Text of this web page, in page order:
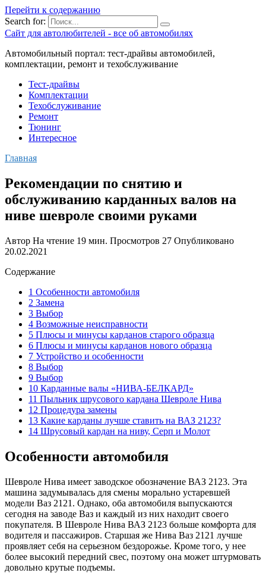
Перейти к содержанию
Search for:
Сайт для автолюбителей - все об автомобилях
Автомобильный портал: тест-драйвы автомобилей,
комплектации, ремонт и техобслуживание
Тест-драйвы
Комплектации
Техобслуживание
Ремонт
Тюнинг
Интересное
Главная
Рекомендации по снятию и
обслуживанию карданных валов на
ниве шевроле своими руками
Автор На чтение 19 мин. Просмотров 27 Опубликовано
20.02.2021
Содержание
1 Особенности автомобиля
2 Замена
3 Выбор
4 Возможные неисправности
5 Плюсы и минусы карданов старого образца
6 Плюсы и минусы карданов нового образца
7 Устройство и особенности
8 Выбор
9 Выбор
10 Карданные валы «НИВА-БЕЛКАРД»
11 Пыльник шрусового кардана Шевроле Нива
12 Процедура замены
13 Какие карданы лучше ставить на ВАЗ 2123?
14 Шрусовый кардан на ниву, Серп и Молот
Особенности автомобиля
Шевроле Нива имеет заводское обозначение ВАЗ 2123. Эта
машина задумывалась для смены морально устаревшей
модели Ваз 2121. Однако, оба автомобиля выпускаются
сегодня на заводе Ваз и каждый из них находит своего
покупателя. В Шевроле Нива ВАЗ 2123 больше комфорта для
водителя и пассажиров. Старшая же Нива Ваз 2121 лучше
проявляет себя на серьезном бездорожье. Кроме того, у нее
более высокий передний свес, поэтому она может штурмовать
довольно крутые подъемы.